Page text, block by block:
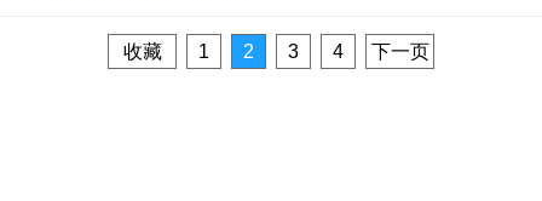
收藏 1 2 3 4 下一页